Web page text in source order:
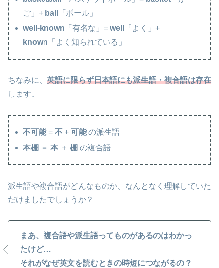
ご」+ ball
「ボール」
well-known 「有名な」=well
「よく」+
known 「よく知られている」
ちなみに、 英語に限らず日本語にも派生語・複合語は存在
します。
不可能=不 + 可能の派生語
本棚 ＝本 ＋棚 の複合語
派生語や複合語がどんなものか、なんとなく理解していた
だけましたでしょうか？
まあ、複合語や派生語ってものがあるのはわかっ
たけど…
それがなぜ英文を読むときの時短につながるの？